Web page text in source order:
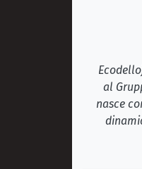
al
nasce